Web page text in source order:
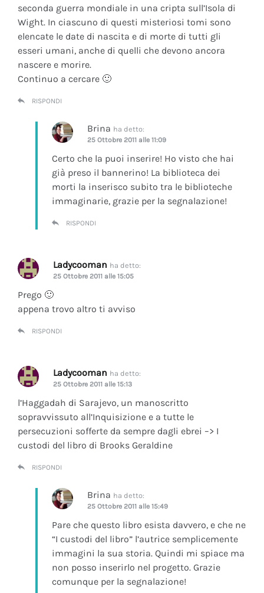
seconda guerra mondiale in una cripta sull’Isola di
Wight. In ciascuno di questi misteriosi tomi sono
elencate le date di nascita e di morte di tutti gli
esseri umani, anche di quelli che devono ancora
nascere e morire.
Continuo a cercare 🙂
RISPONDI
Brina ha detto:
25 Ottobre 2011 alle 11:09
Certo che la puoi inserire! Ho visto che hai
già preso il bannerino! La biblioteca dei
morti la inserisco subito tra le biblioteche
immaginarie, grazie per la segnalazione!
RISPONDI
Ladycooman ha detto:
25 Ottobre 2011 alle 15:05
Prego 🙂
appena trovo altro ti avviso
RISPONDI
Ladycooman ha detto:
25 Ottobre 2011 alle 15:13
l’Haggadah di Sarajevo, un manoscritto
sopravvissuto all’Inquisizione e a tutte le
persecuzioni sofferte da sempre dagli ebrei –> I
custodi del libro di Brooks Geraldine
RISPONDI
Brina ha detto:
25 Ottobre 2011 alle 15:49
Pare che questo libro esista davvero, e che ne
“I custodi del libro” l’autrice semplicemente
immagini la sua storia. Quindi mi spiace ma
non posso inserirlo nel progetto. Grazie
comunque per la segnalazione!